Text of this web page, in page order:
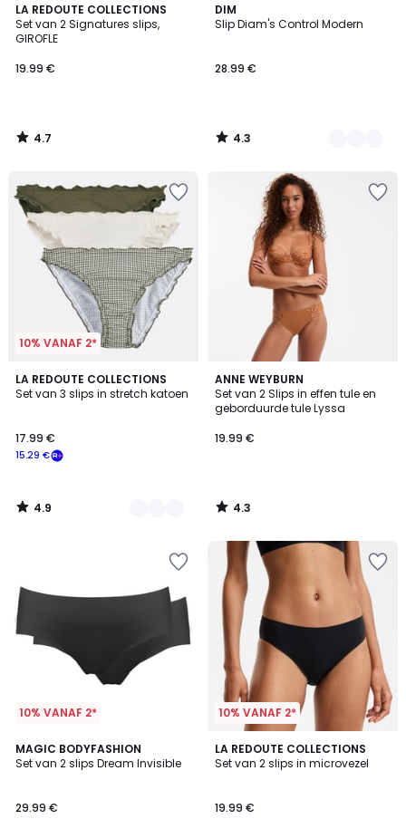
LA REDOUTE COLLECTIONS
Set van 2 Signatures slips,
GIROFLE
19.99 €
4.7
/ 5
4.7
/
DIM
Slip Diam's Control Modern
28.99 €
4.3
/ 5
2
Kleuren
4.3
/
10% VANAF 2*
LA REDOUTE COLLECTIONS
Set van 3 slips in stretch katoen
15.29 €
17.99 €
4.9
/ 5
2
Kleuren
4.9
/
ANNE WEYBURN
Set van 2 Slips in effen tule en
geborduurde tule Lyssa
19.99 €
4.3
/ 5
4.3
/
10% VANAF 2*
MAGIC BODYFASHION
Set van 2 slips Dream Invisible
29.99 €
4.2
/ 5
2
Kleuren
10% VANAF 2*
LA REDOUTE COLLECTIONS
Set van 2 slips in microvezel
19.99 €
3
Kleuren